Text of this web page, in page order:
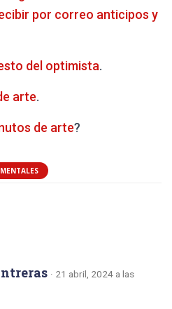
por correo anticipos y
del optimista.
arte.
de arte?
· 21 abril, 2024 a las